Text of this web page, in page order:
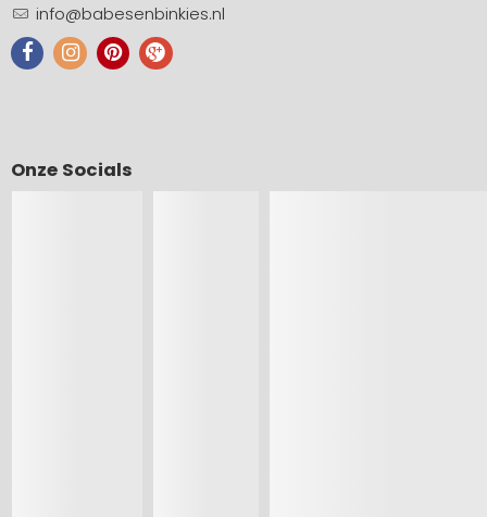
info@babesenbinkies.nl
Onze Socials